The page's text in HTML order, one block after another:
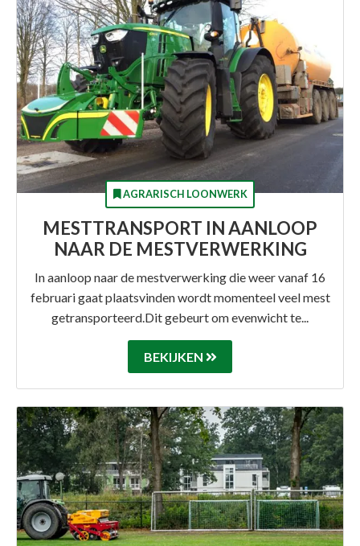
AGRARISCH LOONWERK
MESTTRANSPORT IN AANLOOP
NAAR DE MESTVERWERKING
In aanloop naar de mestverwerking die weer vanaf 16
februari gaat plaatsvinden wordt momenteel veel mest
getransporteerd.Dit gebeurt om evenwicht te...
BEKIJKEN